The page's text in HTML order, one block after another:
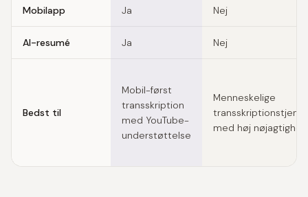
Mobilapp Ja Nej
AI-resumé Ja Nej
Bedst til
Mobil-først
transskription
med YouTube-
understøttelse
Menneskelige
med høj nøjagtighed